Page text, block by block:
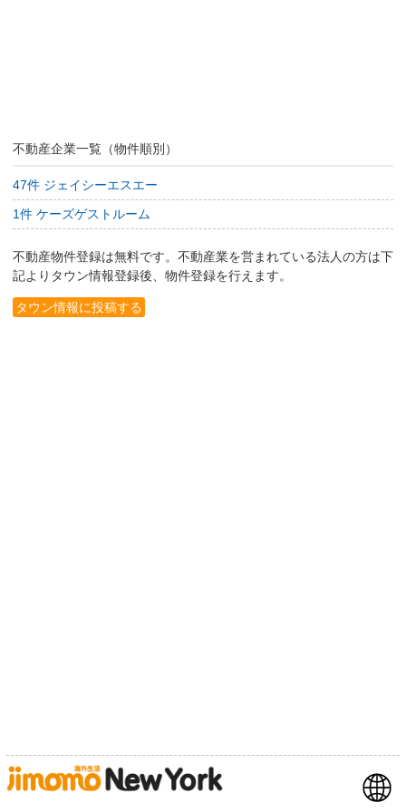
不動産企業一覧（物件順別）
47件 ジェイシーエスエー
1件 ケーズゲストルーム
不動産物件登録は無料です。不動産業を営まれている法人の方は下
記よりタウン情報登録後、物件登録を行えます。
タウン情報に投稿する